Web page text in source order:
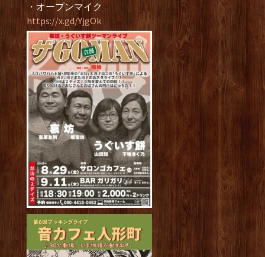
・オープンマイク
https://x.gd/YjgOk